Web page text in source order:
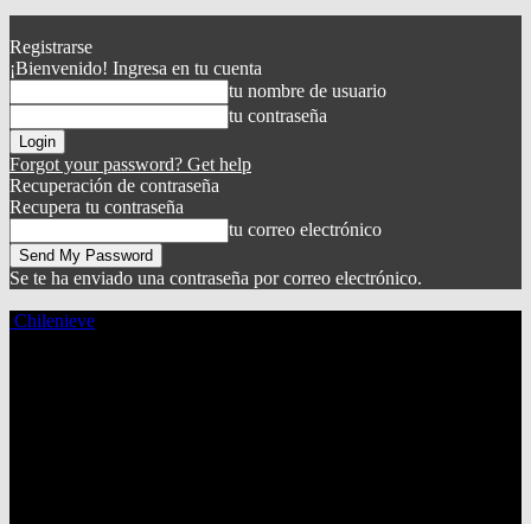
Registrarse
¡Bienvenido! Ingresa en tu cuenta
tu nombre de usuario
tu contraseña
Forgot your password? Get help
Recuperación de contraseña
Recupera tu contraseña
tu correo electrónico
Se te ha enviado una contraseña por correo electrónico.
Chilenieve